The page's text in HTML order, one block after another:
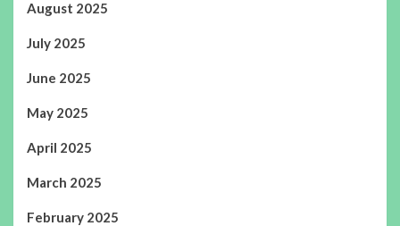
August 2025
July 2025
June 2025
May 2025
April 2025
March 2025
February 2025